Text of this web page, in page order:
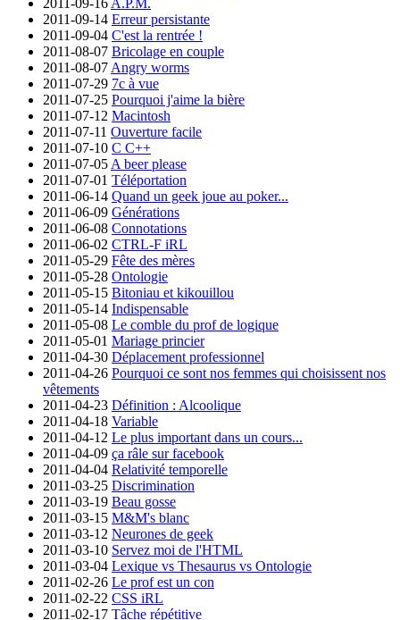
2011-09-14 Erreur persistante
2011-09-04 C'est la rentrée !
2011-08-07 Bricolage en couple
2011-08-07 Angry worms
2011-07-29 7c à vue
2011-07-25 Pourquoi j'aime la bière
2011-07-12 Macintosh
2011-07-11 Ouverture facile
2011-07-10 C C++
2011-07-05 A beer please
2011-07-01 Téléportation
2011-06-14 Quand un geek joue au poker...
2011-06-09 Générations
2011-06-08 Connotations
2011-06-02 CTRL-F iRL
2011-05-29 Fête des mères
2011-05-28 Ontologie
2011-05-15 Bitoniau et kikouillou
2011-05-14 Indispensable
2011-05-08 Le comble du prof de logique
2011-05-01 Mariage princier
2011-04-30 Déplacement professionnel
2011-04-26 Pourquoi ce sont nos femmes qui choisissent nos
vêtements
2011-04-23 Définition : Alcoolique
2011-04-18 Variable
2011-04-12 Le plus important dans un cours...
2011-04-09 ça râle sur facebook
2011-04-04 Relativité temporelle
2011-03-25 Discrimination
2011-03-19 Beau gosse
2011-03-15 M&M's blanc
2011-03-12 Neurones de geek
2011-03-10 Servez moi de l'HTML
2011-03-04 Lexique vs Thesaurus vs Ontologie
2011-02-26 Le prof est un con
2011-02-22 CSS iRL
2011-02-17 Tâche répétitive